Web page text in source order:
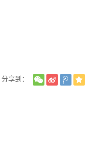
分享到：